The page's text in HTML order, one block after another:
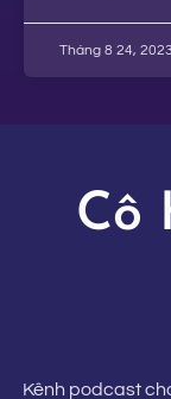
Tháng 8 24, 2023
Cô
Kênh podcast